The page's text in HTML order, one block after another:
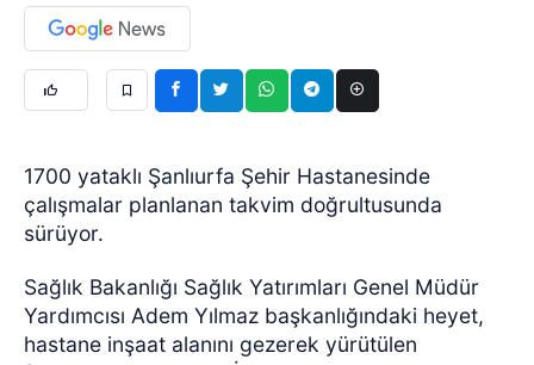
1700 yataklı Şanlıurfa Şehir Hastanesinde
çalışmalar planlanan takvim doğrultusunda
sürüyor.
Sağlık Bakanlığı Sağlık Yatırımları Genel Müdür
Yardımcısı Adem Yılmaz başkanlığındaki heyet,
hastane inşaat alanını gezerek yürütülen